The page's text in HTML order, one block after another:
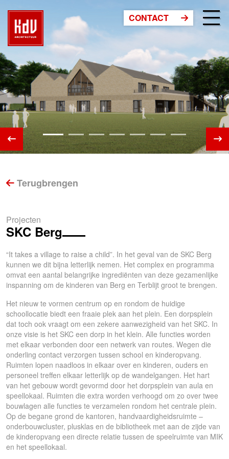
Terugbrengen
Projecten
SKC Berg
“It takes a village to raise a child”. In het geval van de SKC Berg
kunnen we dit bijna letterlijk nemen. Het complex en programma
omvat een aantal belangrijke ingrediënten van deze gezamenlijke
inspanning om de kinderen van Berg en Terblijt groot te brengen.
Het nieuw te vormen centrum op en rondom de huidige
schoollocatie biedt een fraaie plek aan het plein. Een dorpsplein
dat toch ook vraagt om een zekere aanwezigheid van het SKC. In
onze visie is het SKC een dorp in het klein. Alle functies worden
met elkaar verbonden door een netwerk van routes. Wegen die
onderling contact verzorgen tussen school en kinderopvang.
Ruimten lopen naadloos in elkaar over en kinderen, ouders en
personeel treffen elkaar letterlijk op de wandelgangen. Het hart
van het gebouw wordt gevormd door het dorpsplein van aula en
speellokaal. Ruimten die extra worden verhoogd om zo over twee
bouwlagen alle functies te verzamelen rondom het centrale plein.
Op de begane grond de kantoren, handvaardigheidsruimte –
onderbouwcluster, plusklas en de bibliotheek met aan de zijde van
de kinderopvang een directe relatie tussen de speelruimte van MIK
en het speellokaal.
CONTACT